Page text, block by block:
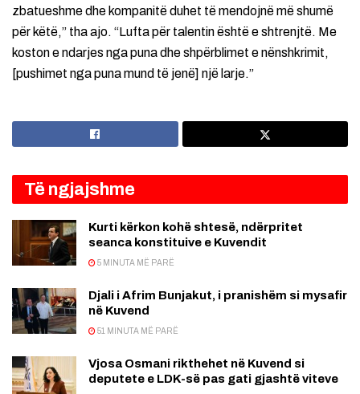
zbatueshme dhe kompanitë duhet të mendojnë më shumë
për këtë,” tha ajo. “Lufta për talentin është e shtrenjtë. Me
koston e ndarjes nga puna dhe shpërblimet e nënshkrimit,
[pushimet nga puna mund të jenë] një larje.”
Të ngjajshme
Kurti kërkon kohë shtesë, ndërpritet
seanca konstituive e Kuvendit
5 MINUTA MË PARË
Djali i Afrim Bunjakut, i pranishëm si mysafir
në Kuvend
51 MINUTA MË PARË
Vjosa Osmani rikthehet në Kuvend si
deputete e LDK-së pas gati gjashtë viteve